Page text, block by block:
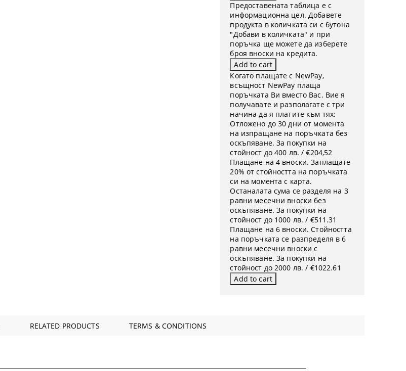
Предоставената таблица е с
информационна цел. Добавете
продукта в количката си с бутона
"Добави в количката" и при
поръчка ще можете да изберете
броя вноски на кредита.
Когато плащате с NewPay,
всъщност NewPay плаща
поръчката Ви вместо Вас. Вие я
получавате и разполагате с три
начина да я платите към тях:
Отложено до 30 дни от момента
на изпращане на поръчката без
оскъпяване. За покупки на
стойност до 400 лв. / €204,52
Плащане на 4 вноски. Заплащате
20% от стойността на поръчката
си на момента с карта.
Останалата сума се разделя на 3
равни месечни вноски без
оскъпяване. За покупки на
стойност до 1000 лв. / €511.31
Плащане на 6 вноски. Стойността
на поръчката се разпределя в 6
равни месечни вноски с
оскъпяване. За покупки на
стойност до 2000 лв. / €1022.61
RELATED PRODUCTS TERMS & CONDITIONS